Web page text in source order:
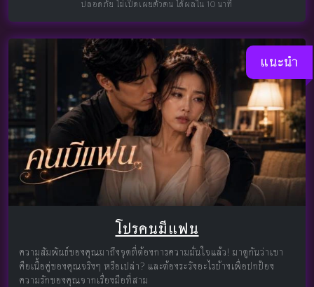
ปลอดภัย ไม่เปิดเผยตัวตน ได้ผลใน 10 นาที
แนะนำ
โปรคนมีแฟน
ความสัมพันธ์ของคุณมาถึงจุดที่ต้องการความมั่นใจแล้ว! มาดูกันว่าเขา
คือเนื้อคู่ของคุณจริงๆ หรือเปล่า? และต้องระวังอะไรบ้างเพื่อปกป้อง
ความรักของคุณจากเรื่องมือที่สาม